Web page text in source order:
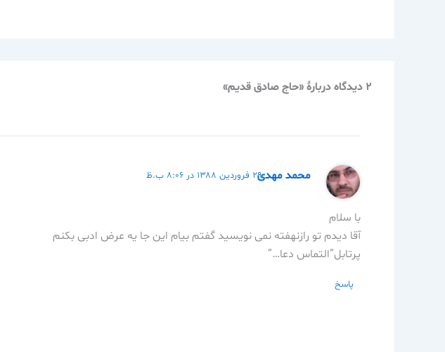
2 دیدگاه دربارهٔ «حاج صادق قديم»
محمد مهدی۲۹ فروردین ۱۳۸۸ در ۸:۰۶ ب.ظ
با سلام
آقا دیدم تو رازنهفته نمی نویسید گفتم بیام این جا یه عرض ادبی بکنم
پرتابل”التماس دعا…”
پاسخ